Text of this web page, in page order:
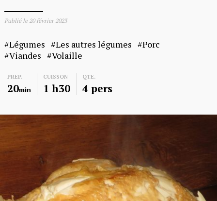
Publié le 20 février 2023
Légumes Les autres légumes
Porc
Viandes
Volaille
PREP.
20min
CUISSON
1 h30
QTE.
4 pers